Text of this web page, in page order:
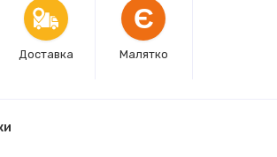
Доставка
Є
Малятко